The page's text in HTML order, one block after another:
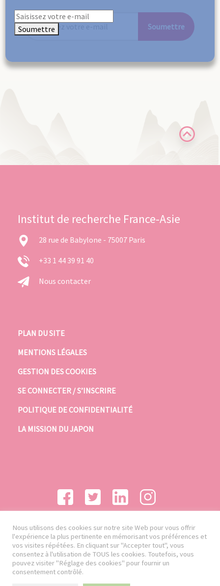
Soumettre
Institut de recherche France-Asie
28 rue de Babylone - 75007 Paris
+33 1 44 39 91 40
Nous contacter
PLAN DU SITE
MENTIONS LÉGALES
GESTION DES COOKIES
SE CONNECTER / S’INSCRIRE
POLITIQUE DE CONFIDENTIALITÉ
LA MISSION DU JAPON
Nous utilisons des cookies sur notre site Web pour vous offrir
l'expérience la plus pertinente en mémorisant vos préférences et
vos visites répétées. En cliquant sur "Accepter tout", vous
consentez à l'utilisation de TOUS les cookies. Toutefois, vous
pouvez visiter "Réglage des cookies" pour fournir un
consentement contrôlé.
Soumettre